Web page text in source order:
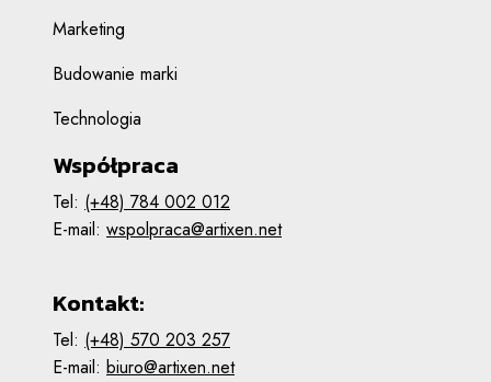
Marketing
Budowanie marki
Technologia
Współpraca
Tel: (+48) 784 002 012
E-mail: wspolpraca@artixen.net
Kontakt:
Tel: (+48) 570 203 257
E-mail: biuro@artixen.net